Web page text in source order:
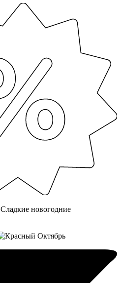
Сладкие новогодние